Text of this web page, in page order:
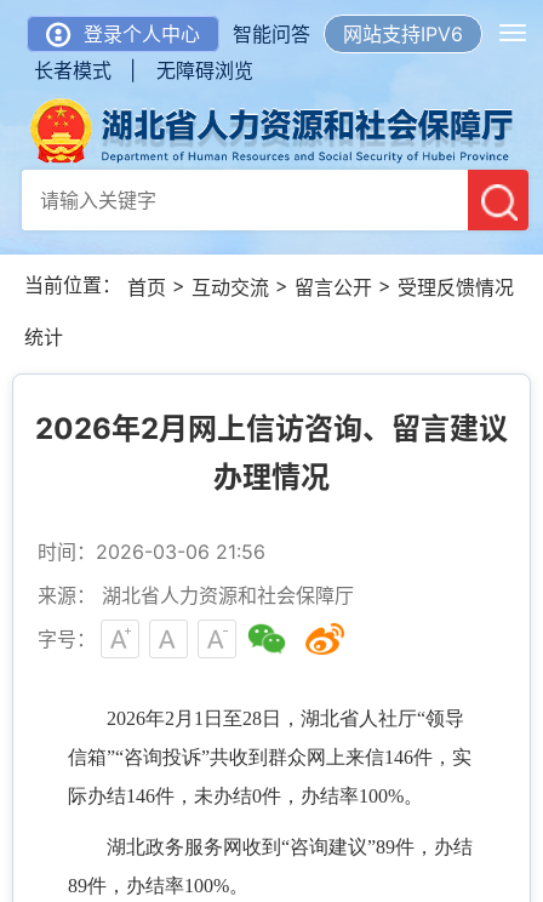
登录个人中心 智能问答
网站支持IPV6
长者模式 |
无障碍浏览
当前位置： 首页 > 互动交流 > 留言公开 > 受理反馈情况
统计
2026年2月网上信访咨询、留言建议
办理情况
时间：2026-03-06 21:56
来源： 湖北省人力资源和社会保障厅
字号：
2026年2 月 1日至28日，湖北省人社厅“领导
信箱”“咨询投诉”共收到群众网上来信146件，实
际办结146件，未办结0件，办结率100%。
湖北政务服务网收到 “咨询建议”89件，办结
89件，办结率100%。